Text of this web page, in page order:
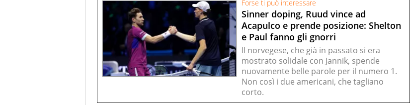
Forse ti può interessare
Sinner doping, Ruud vince ad
Acapulco e prende posizione: Shelton
e Paul fanno gli gnorri
Il norvegese, che già in passato si era
mostrato solidale con Jannik, spende
nuovamente belle parole per il numero 1.
Non così i due americani, che tagliano
corto.